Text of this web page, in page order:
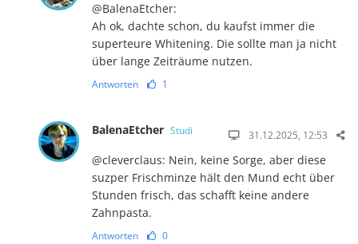
@BalenaEtcher:
Ah ok, dachte schon, du kaufst immer die
superteure Whitening. Die sollte man ja nicht
über lange Zeiträume nutzen.
Antworten 1
BalenaEtcher Studi 31.12.2025, 12:53
@cleverclaus: Nein, keine Sorge, aber diese
suzper Frischminze hält den Mund echt über
Stunden frisch, das schafft keine andere
Zahnpasta.
Antworten 0